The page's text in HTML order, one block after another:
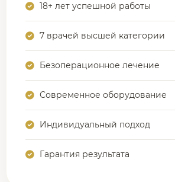
18+ лет успешной работы
7 врачей высшей категории
Безоперационное лечение
Современное оборудование
Индивидуальный подход
Гарантия результата